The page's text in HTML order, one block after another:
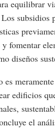
equilibrar
subsidios
fomentar
diseños
es
edificios
el